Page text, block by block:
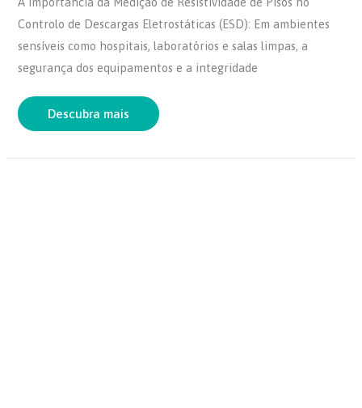
c
e
b
o
o
itt
er
at
s
A
p
p
ar
e
Controlo de Descargas Eletrostáticas (ESD): Em ambientes
sensíveis como hospitais, laboratórios e salas limpas, a
segurança dos equipamentos e a integridade
Descubra mais